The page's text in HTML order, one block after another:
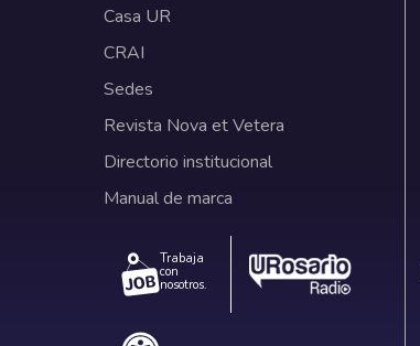
Casa UR
CRAI
Sedes
Revista Nova et Vetera
Directorio institucional
Manual de marca
Trabaja
con
nosotros.